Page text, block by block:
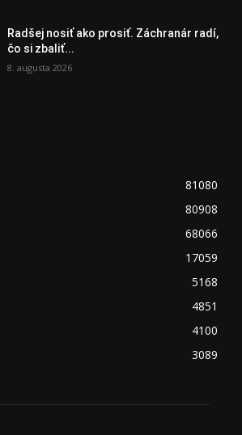
Radšej nosiť ako prosiť. Záchranár radí,
čo si zbaliť...
8. augusta 2026
81080
80908
68066
17059
5168
4851
4100
3089